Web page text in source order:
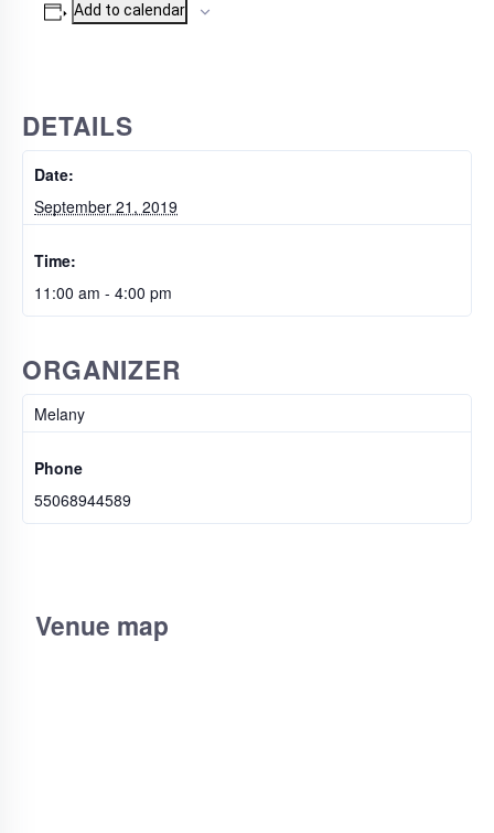
Add to calendar
DETAILS
Date:
September 21, 2019
Time:
11:00 am - 4:00 pm
ORGANIZER
Melany
Phone
55068944589
Venue map